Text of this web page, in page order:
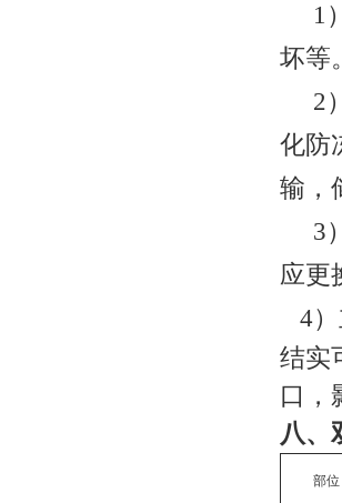
1
坏等。
2
化防
输，
3
应更
4
结实
口，
八、
部位